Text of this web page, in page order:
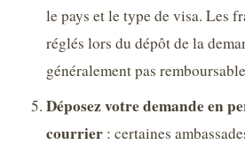
le pays et le type de visa. Les
réglés lors du dépôt de la
généralement pas
Déposez votre demande en
courrier : certaines